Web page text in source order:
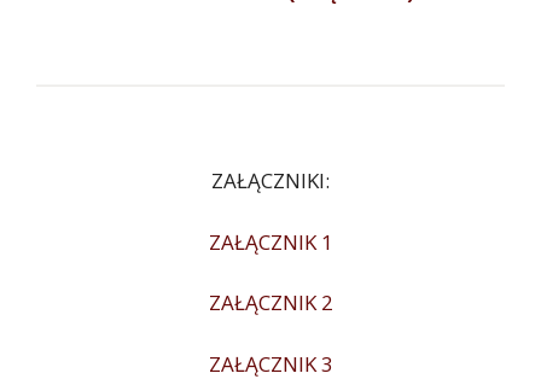
ZAŁĄCZNIKI:
ZAŁĄCZNIK 1
ZAŁĄCZNIK 2
ZAŁĄCZNIK 3